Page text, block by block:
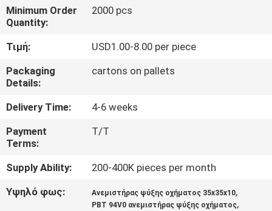
ΓΎΡΟΣ
ΕΡΓΟΣΤΑΣΊΩΝ
ΠΟΙΟΤΙΚΌΣ
ΈΛΕΓΧΟΣ
ΜΑΣ
ΕΛΆΤΕ
ΣΕ
ΕΠΑΦΉ
Minimum Order
Quantity:
2000 pcs
Τιμή:
USD1.00-8.00 per piece
Packaging
Details:
cartons on pallets
Delivery Time:
4-6 weeks
Payment
Terms:
T/T
Supply Ability:
200-400K pieces per month
Υψηλό φως:
Ανεμιστήρας ψύξης οχήματος 35x35x10,
PBT 94V0 ανεμιστήρας ψύξης οχήματος,